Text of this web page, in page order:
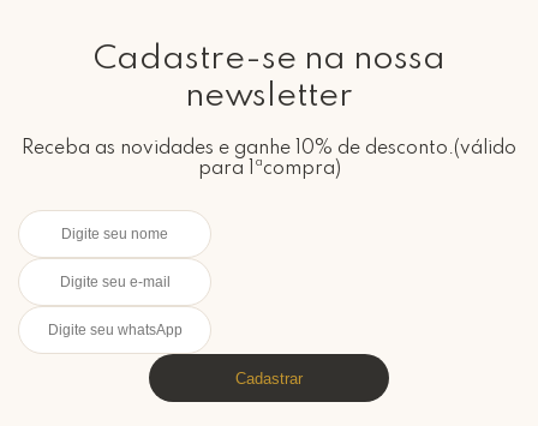
Cadastre-se na nossa
newsletter
Receba as novidades e ganhe 10% de desconto.(válido
para 1ªcompra)
Cadastrar